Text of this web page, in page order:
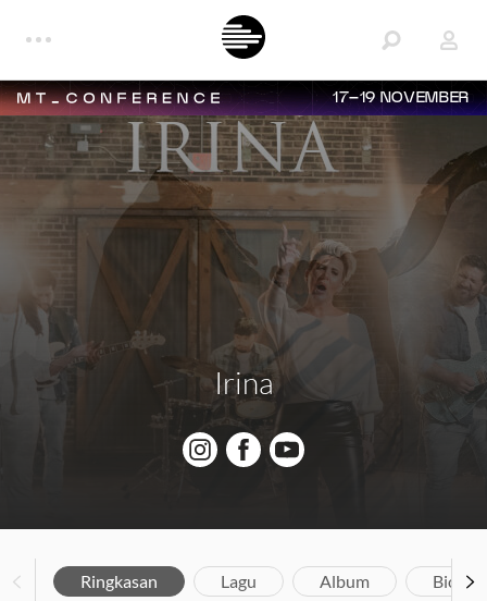
17–19 NOVEMBER
Irina
Ringkasan Lagu Album